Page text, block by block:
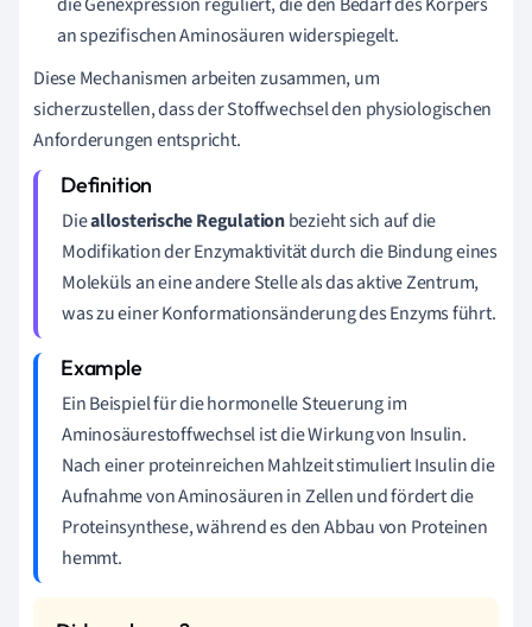
an spezifischen Aminosäuren widerspiegelt.
Diese Mechanismen arbeiten zusammen, um
sicherzustellen, dass der Stoffwechsel den physiologischen
Anforderungen entspricht.
Dieallosterische Regulationbezieht sich auf die
Modifikation der Enzymaktivität durch die Bindung eines
Moleküls an eine andere Stelle als das aktive Zentrum,
was zu einer Konformationsänderung des Enzyms führt.
Ein Beispiel für die hormonelle Steuerung im
Aminosäurestoffwechsel ist die Wirkung von Insulin.
Nach einer proteinreichen Mahlzeit stimuliert Insulin die
Aufnahme von Aminosäuren in Zellen und fördert die
Proteinsynthese, während es den Abbau von Proteinen
hemmt.